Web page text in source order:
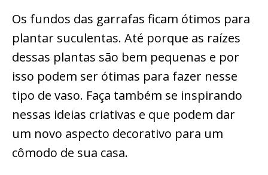
Os fundos das garrafas ficam ótimos para
plantar suculentas. Até porque as raízes
dessas plantas são bem pequenas e por
isso podem ser ótimas para fazer nesse
tipo de vaso. Faça também se inspirando
nessas ideias criativas e que podem dar
um novo aspecto decorativo para um
cômodo de sua casa.